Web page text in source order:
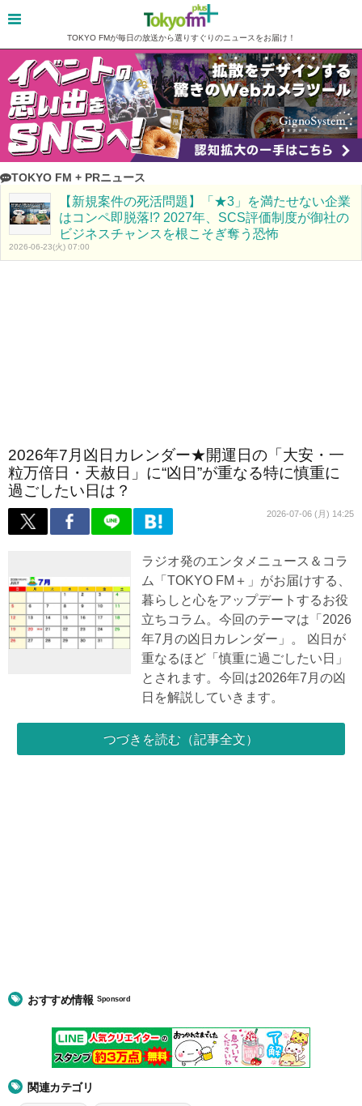
TOKYO FMが毎日の放送から選りすぐりのニュースをお届け！
TOKYO FM + PRニュース
【新規案件の死活問題】「★3」を満たせない企業
はコンペ即脱落!? 2027年、SCS評価制度が御社の
ビジネスチャンスを根こそぎ奪う恐怖
2026-06-23(火) 07:00
2026年7月凶日カレンダー★開運日の「大安・一
粒万倍日・天赦日」に“凶日”が重なる特に慎重に
過ごしたい日は？
2026-07-06 (月) 14:25
ラジオ発のエンタメニュース＆コラ
ム「TOKYO FM＋」がお届けする、
暮らしと心をアップデートするお役
立ちコラム。今回のテーマは「2026
年7月の凶日カレンダー」。 凶日が
重なるほど「慎重に過ごしたい日」
とされます。今回は2026年7月の凶
日を解説していきます。
つづきを読む（記事全文）
おすすめ情報Sponsord
関連カテゴリ